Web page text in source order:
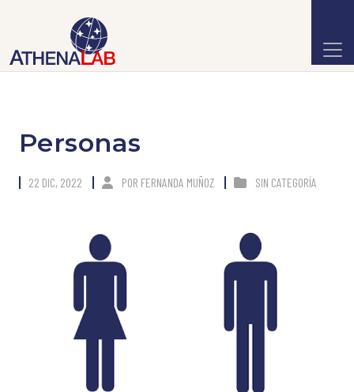
Personas
22 DIC, 2022 POR FERNANDA MUÑOZ SIN CATEGORÍA